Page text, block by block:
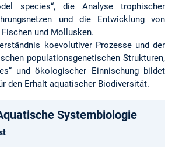
species“, die Analyse trophischer
und die Entwicklung von
und Mollusken.
koevolutiver Prozesse und der
populationsgenetischen Strukturen,
und ökologischer Einnischung bildet
den Erhalt aquatischer Biodiversität.
Systembiologie